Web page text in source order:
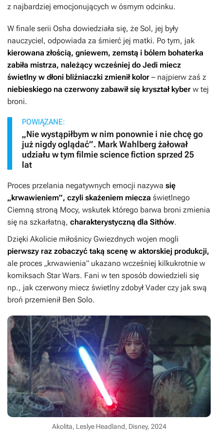
z najbardziej emocjonujących w ósmym odcinku.
W finale serii Osha dowiedziała się, że Sol, jej były
nauczyciel, odpowiada za śmierć jej matki. Po tym, jak
kierowana złością, gniewem, zemstą i bólem bohaterka
zabiła mistrza, należący wcześniej do Jedi miecz
świetlny w dłoni bliźniaczki zmienił kolor – najpierw zaś z
niebieskiego na czerwony zabawił się kryształ kyber w tej
broni.
POWIĄZANE:
„Nie wystąpiłbym w nim ponownie i nie chcę go
już nigdy oglądać”. Mark Wahlberg żałował
udziału w tym filmie science fiction sprzed 25
lat
Proces przelania negatywnych emocji nazywa się
„krwawieniem”, czyli skażeniem miecza świetlnego
Ciemną stroną Mocy, wskutek którego barwa broni zmienia
się na szkarłatną, charakterystyczną dla Sithów.
Dzięki Akolicie miłośnicy Gwiezdnych wojen mogli
pierwszy raz zobaczyć taką scenę w aktorskiej produkcji,
ale proces „krwawienia” ukazano wcześniej kilkukrotnie w
komiksach Star Wars. Fani w ten sposób dowiedzieli się
np., jak czerwony miecz świetlny zdobył Vader czy jak swą
broń przemienił Ben Solo.
Akolita, Leslye Headland, Disney, 2024